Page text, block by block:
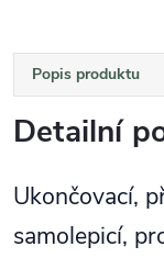
Popis produktu
Detailní
Ukončovací,
samolepicí,